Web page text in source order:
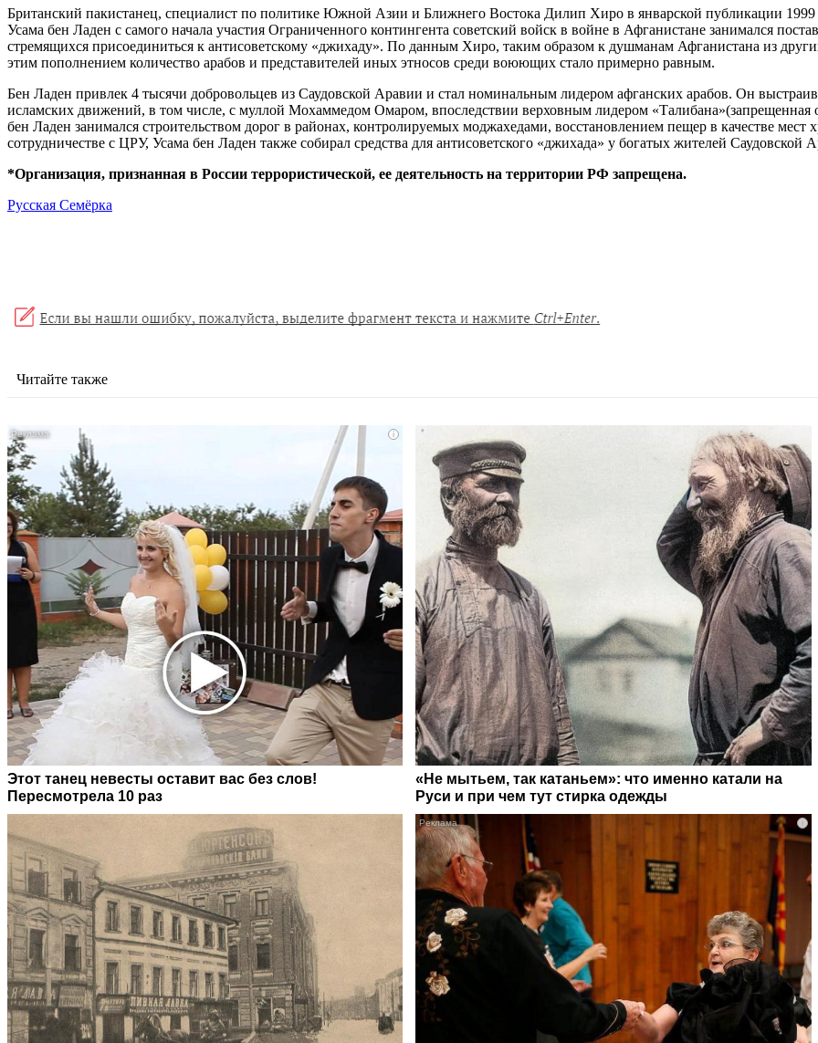
Британский пакистанец, специалист по политике Южной Азии и Ближнего Востока Дилип Хиро в январской публикации 1999
Усама бен Ладен с самого начала участия Ограниченного контингента советский войск в войне в Афганистане занимался
стремящихся присоединиться к антисоветскому «джихаду». По данным Хиро, таким образом к душманам Афганистана из
этим пополнением количество арабов и представителей иных этносов среди воюющих стало примерно равным.
Бен Ладен привлек 4 тысячи добровольцев из Саудовской Аравии и стал номинальным лидером афганских арабов. Он
исламских движений, в том числе, с муллой Мохаммедом Омаром, впоследствии верховным лидером «Талибана»(запрещенная
бен Ладен занимался строительством дорог в районах, контролируемых моджахедами, восстановлением пещер в качестве мест
сотрудничестве с ЦРУ, Усама бен Ладен также собирал средства для антисоветского «джихада» у богатых жителей
*Организация, признанная в России террористической, ее деятельность на территории РФ запрещена.
Русская Семёрка
Читайте также
i
Этот танец невесты оставит вас без слов!
Пересмотрела 10 раз
«Не мытьем, так катаньем»: что именно катали на
Руси и при чем тут стирка одежды
i